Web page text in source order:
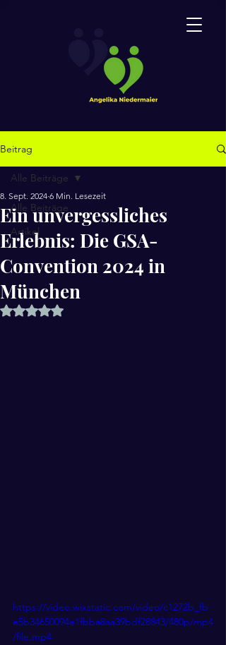
Beitrag
Alle Beiträge
Artikel
Alle Beiträge
Ein unvergessliches
Erlebnis: Die GSA-
Convention 2024 in
München
8. Sept. 2024 6 Min. Lesezeit
Mit NaN von 5 Sternen bewertet.
https://video.wixstatic.com/video/c1272b_fb
e5b34650094e1fbba8aa39bdf28843/480p/mp4
/file.mp4